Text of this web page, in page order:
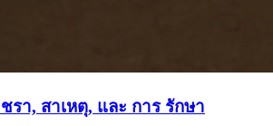
รา, สาเหตุ, และ การ รักษา